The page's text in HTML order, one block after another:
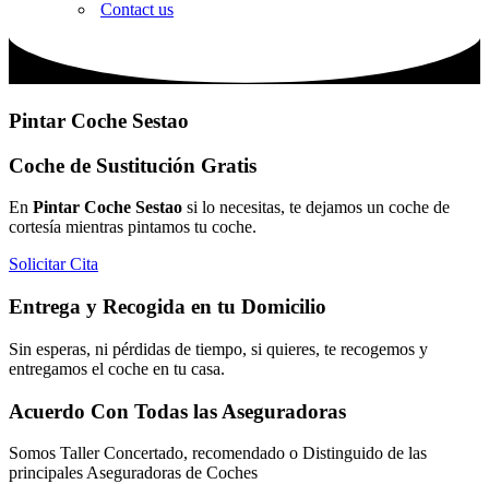
Contact us
Pintar Coche Sestao
Coche de Sustitución Gratis
En Pintar Coche Sestao si lo necesitas, te dejamos un coche de
cortesía mientras pintamos tu coche.
Solicitar Cita
Entrega y Recogida en tu Domicilio
Sin esperas, ni pérdidas de tiempo, si quieres, te recogemos y
entregamos el coche en tu casa.
Acuerdo Con Todas las Aseguradoras
Somos Taller Concertado, recomendado o Distinguido de las
principales Aseguradoras de Coches